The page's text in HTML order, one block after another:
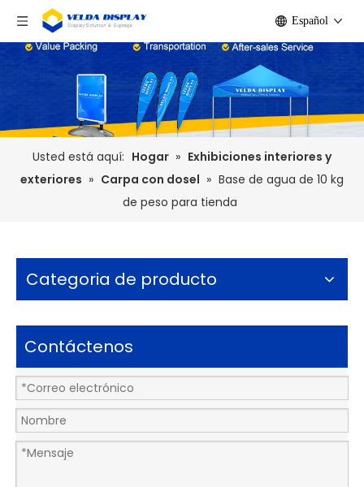
Español
Usted está aquí: Hogar » Exhibiciones interiores y
exteriores » Carpa con dosel » Base de agua de 10 kg
de peso para tienda
Categoria de producto
Contáctenos